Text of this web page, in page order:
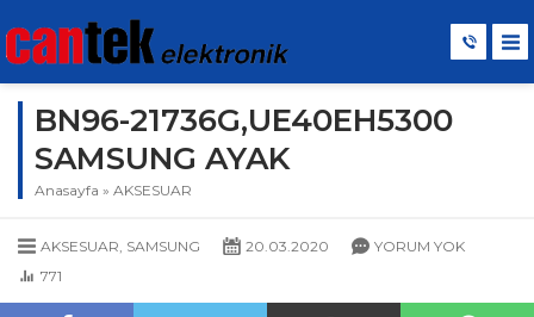
BN96-21736G,UE40EH5300
SAMSUNG AYAK
Anasayfa » AKSESUAR
AKSESUAR, SAMSUNG 20.03.2020
YORUM YOK
771